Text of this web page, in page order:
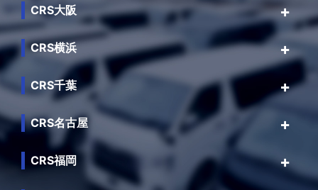
CRS大阪
CRS横浜
CRS千葉
CRS名古屋
CRS福岡